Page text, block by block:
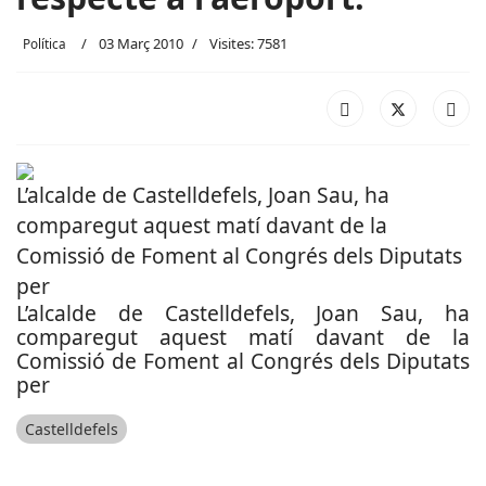
Política 03 Març 2010 Visites: 7581
L’alcalde de Castelldefels, Joan Sau, ha
comparegut aquest matí davant de la
Comissió de Foment al Congrés dels Diputats
per
L’alcalde de Castelldefels, Joan Sau, ha
comparegut aquest matí davant de la
Comissió de Foment al Congrés dels Diputats
per
Castelldefels